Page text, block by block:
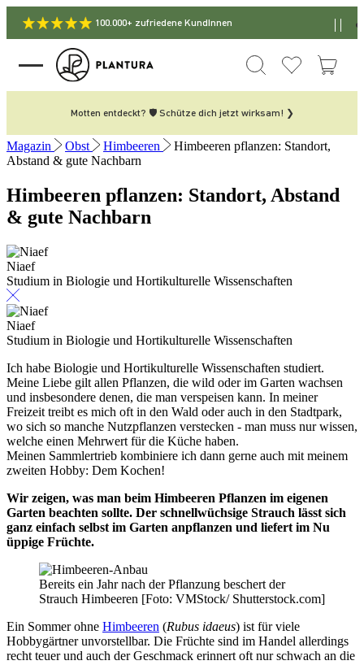
100.000+ zufriedene KundInnen
Motten entdeckt? 🛡️ Schütze dich jetzt wirksam! ❯
Magazin Obst Himbeeren
Himbeeren pflanzen: Standort,
Abstand & gute Nachbarn
Himbeeren pflanzen: Standort, Abstand
& gute Nachbarn
Niaef
Studium in Biologie und Hortikulturelle Wissenschaften
Niaef
Studium in Biologie und Hortikulturelle Wissenschaften
Ich habe Biologie und Hortikulturelle Wissenschaften studiert.
Meine Liebe gilt allen Pflanzen, die wild oder im Garten wachsen
und insbesondere denen, die man verspeisen kann. In meiner
Freizeit treibt es mich oft in den Wald oder auch in den Stadtpark,
wo sich so manche Nutzpflanzen verstecken - man muss nur wissen,
welche einen Mehrwert für die Küche haben.
Meinen Sammlertrieb kombiniere ich dann gerne auch mit meinem
zweiten Hobby: Dem Kochen!
Wir zeigen, was man beim Himbeeren Pflanzen im eigenen
Garten beachten sollte. Der schnellwüchsige Strauch lässt sich
ganz einfach selbst im Garten anpflanzen und liefert im Nu
üppige Früchte.
Bereits ein Jahr nach der Pflanzung beschert der
Strauch Himbeeren [Foto: VMStock/ Shutterstock.com]
Ein Sommer ohne Himbeeren (Rubus idaeus) ist für viele
Hobbygärtner unvorstellbar. Die Früchte sind im Handel allerdings
recht teuer und auch der Geschmack erinnert oft nur schwach an die